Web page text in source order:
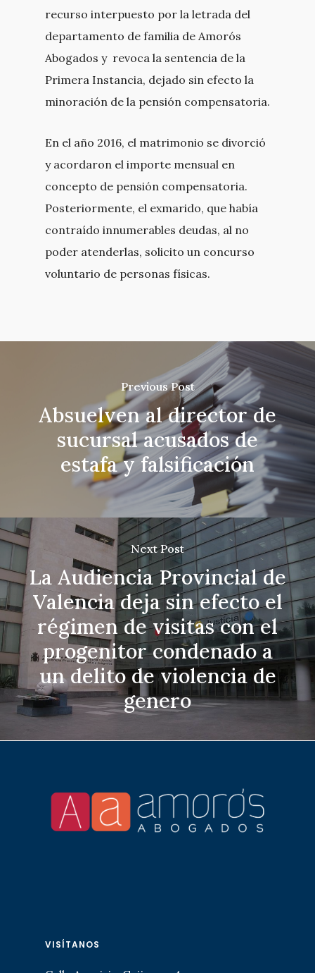
recurso interpuesto por la letrada del
departamento de familia de Amorós
Abogados y revoca la sentencia de la
Primera Instancia, dejado sin efecto la
minoración de la pensión compensatoria.
En el año 2016, el matrimonio se divorció
y acordaron el importe mensual en
concepto de pensión compensatoria.
Posteriormente, el exmarido, que había
contraído innumerables deudas, al no
poder atenderlas, solicito un concurso
voluntario de personas físicas.
Previous Post
Absuelven al director de
sucursal acusados de
estafa y falsificación
Next Post
La Audiencia Provincial de
Valencia deja sin efecto el
régimen de visitas con el
progenitor condenado a
un delito de violencia de
genero
VISÍTANOS